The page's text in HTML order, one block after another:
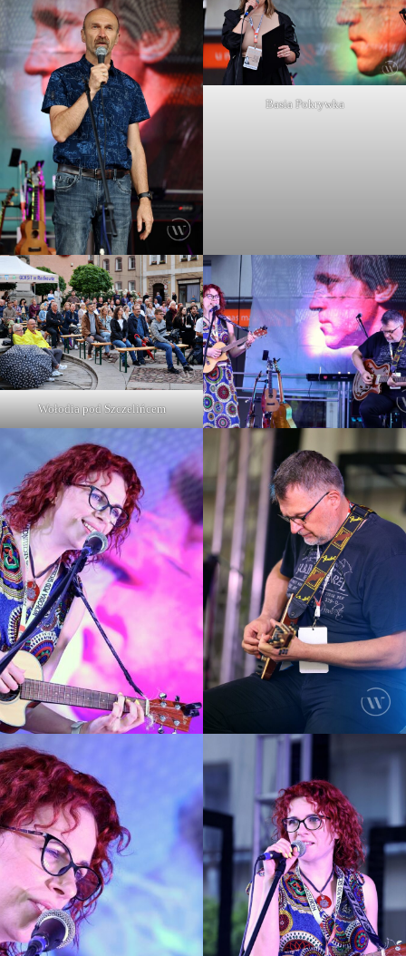
Basia Pokrywka
Wołodia pod Szczelińcem